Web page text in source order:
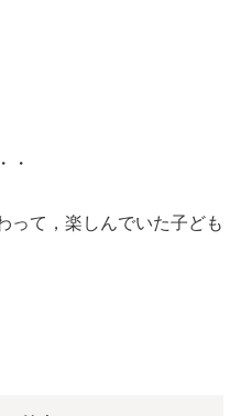
・
って，楽しんでいた子ども